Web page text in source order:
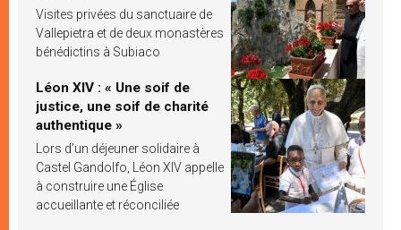
Visites privées du sanctuaire de
Vallepietra et de deux monastères
bénédictins à Subiaco
Léon XIV : « Une soif de
justice, une soif de charité
authentique »
Lors d’un déjeuner solidaire à
Castel Gandolfo, Léon XIV appelle
à construire une Église
accueillante et réconciliée